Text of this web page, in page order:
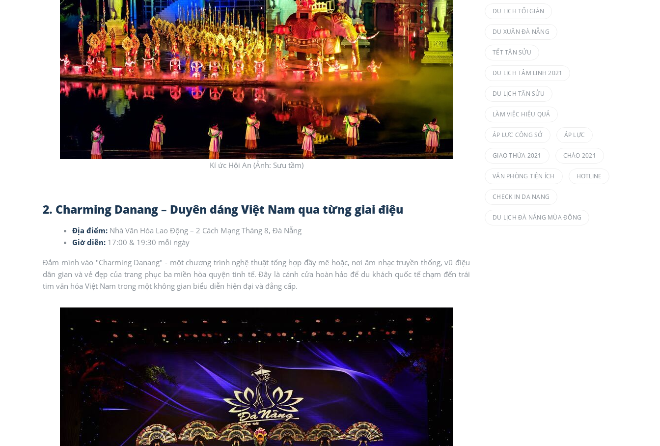
Kí ức Hội An (Ảnh: Sưu tầm)
2. Charming Danang – Duyên dáng Việt Nam qua từng giai điệu
Địa điểm:Nhà Văn Hóa Lao Động – 2 Cách Mạng Tháng 8, Đà Nẵng
Giờ diễn:17:00 & 19:30 mỗi ngày
Đắm mình vào "Charming Danang" - một chương trình nghệ thuật tổng hợp đầy mê hoặc, nơi âm nhạc truyền thống, vũ điệu
dân gian và vẻ đẹp của trang phục ba miền hòa quyện tinh tế. Đây là cánh cửa hoàn hảo để du khách quốc tế chạm đến trái
tim văn hóa Việt Nam trong một không gian biểu diễn hiện đại và đẳng cấp.
DU LỊCH TỐI GIẢN
DU XUÂN ĐÀ NẴNG
TẾT TÂN SỬU
DU LỊCH TÂM LINH 2021
DU LỊCH TÂN SỬU
LÀM VIỆC HIỆU QUẢ
ÁP LỰC CÔNG SỞ ÁP LỰC
GIAO THỪA 2021 CHÀO 2021
VĂN PHÒNG TIỆN ÍCH HOTLINE
CHECK IN DA NANG
DU LỊCH ĐÀ NẴNG MÙA ĐÔNG